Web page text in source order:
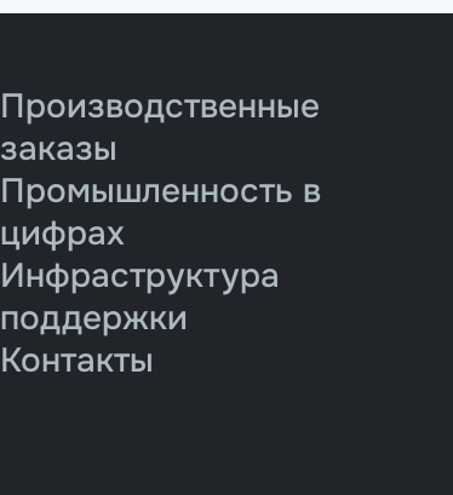
Производственные
заказы
Промышленность в
цифрах
Инфраструктура
поддержки
Контакты